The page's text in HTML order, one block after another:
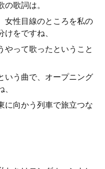
歌詞は。
女性目線のところを私の
をですね、
やって歌ったということ
いう曲で、オープニング
に向かう列車で旅立つな